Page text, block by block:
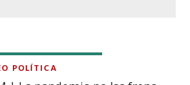
POLÍTICA